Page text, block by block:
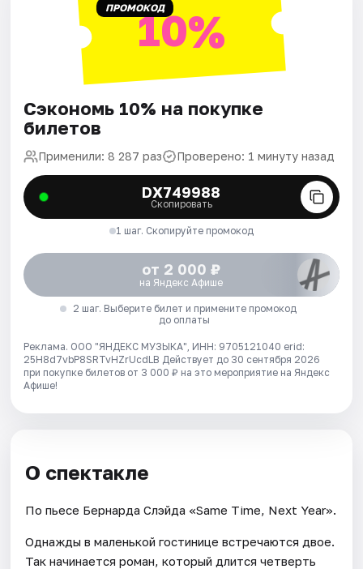
ПРОМОКОД10%
Сэкономь 10% на покупке
билетов
Применили: 8 287 раз Проверено: 1 минуту назад
DX749988
Скопировать
1 шаг. Скопируйте промокод
от 2 000 ₽
на Яндекс Афише
2 шаг. Выберите билет и примените промокод
до оплаты
Реклама. ООО "ЯНДЕКС МУЗЫКА", ИНН: 9705121040 erid:
25H8d7vbP8SRTvHZrUcdLB Действует до 30 сентября 2026
при покупке билетов от 3 000 ₽ на это мероприятие на Яндекс
Афише!
О спектакле
По пьесе Бернарда Слэйда «Same Time, Next Year».
Однажды в маленькой гостинице встречаются двое.
Так начинается роман, который длится четверть